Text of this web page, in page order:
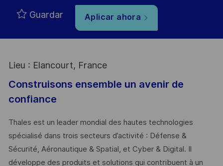
Guardar Aplicar ahora
Lieu : Elancourt, France
Construisons ensemble un avenir de
confiance
Thales est un leader mondial des hautes technologies
spécialisé dans trois secteurs d’activité : Défense &
Sécurité, Aéronautique & Spatial, et Cyber & Digital. Il
développe des produits et solutions qui contribuent à un